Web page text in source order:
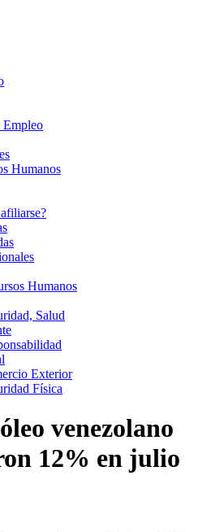
Empleo
Humanos
Humanos
Salud
Exterior
Física
venezolano
12% en julio